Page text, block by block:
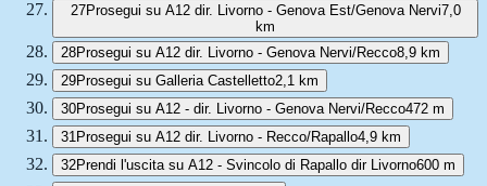
27Prosegui su A12 dir. Livorno - Genova Est/Genova Nervi7,0
km
28Prosegui su A12 dir. Livorno - Genova Nervi/Recco8,9 km
29Prosegui su Galleria Castelletto2,1 km
30Prosegui su A12 - dir. Livorno - Genova Nervi/Recco472 m
31 Prosegui su A12 dir. Livorno - Recco/Rapallo4,9 km
32Prendi l'uscita su A12 - Svincolo di Rapallo dir Livorno600 m